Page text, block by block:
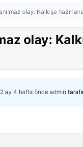
olay: Kalkışa
olay:
2 ay 4 hafta önce admin